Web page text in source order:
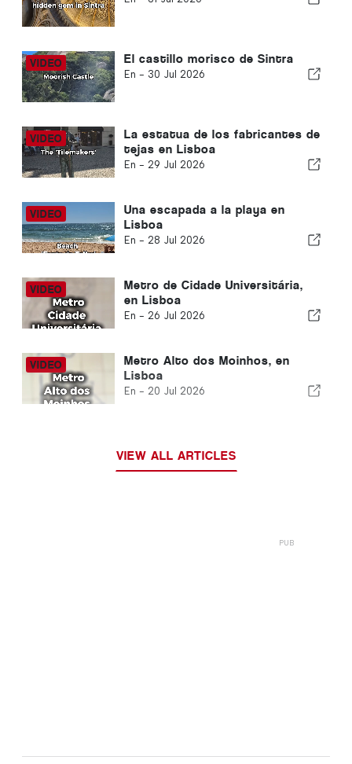
El castillo morisco de Sintra
En - 30 Jul 2026
La estatua de los fabricantes de
tejas en Lisboa
En - 29 Jul 2026
Una escapada a la playa en
Lisboa
En - 28 Jul 2026
Metro de Cidade Universitária,
en Lisboa
En - 26 Jul 2026
Metro Alto dos Moinhos, en
Lisboa
En - 20 Jul 2026
VIEW ALL ARTICLES